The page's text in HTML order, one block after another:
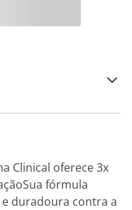
Clinical oferece 3x
fórmula
duradoura contra a